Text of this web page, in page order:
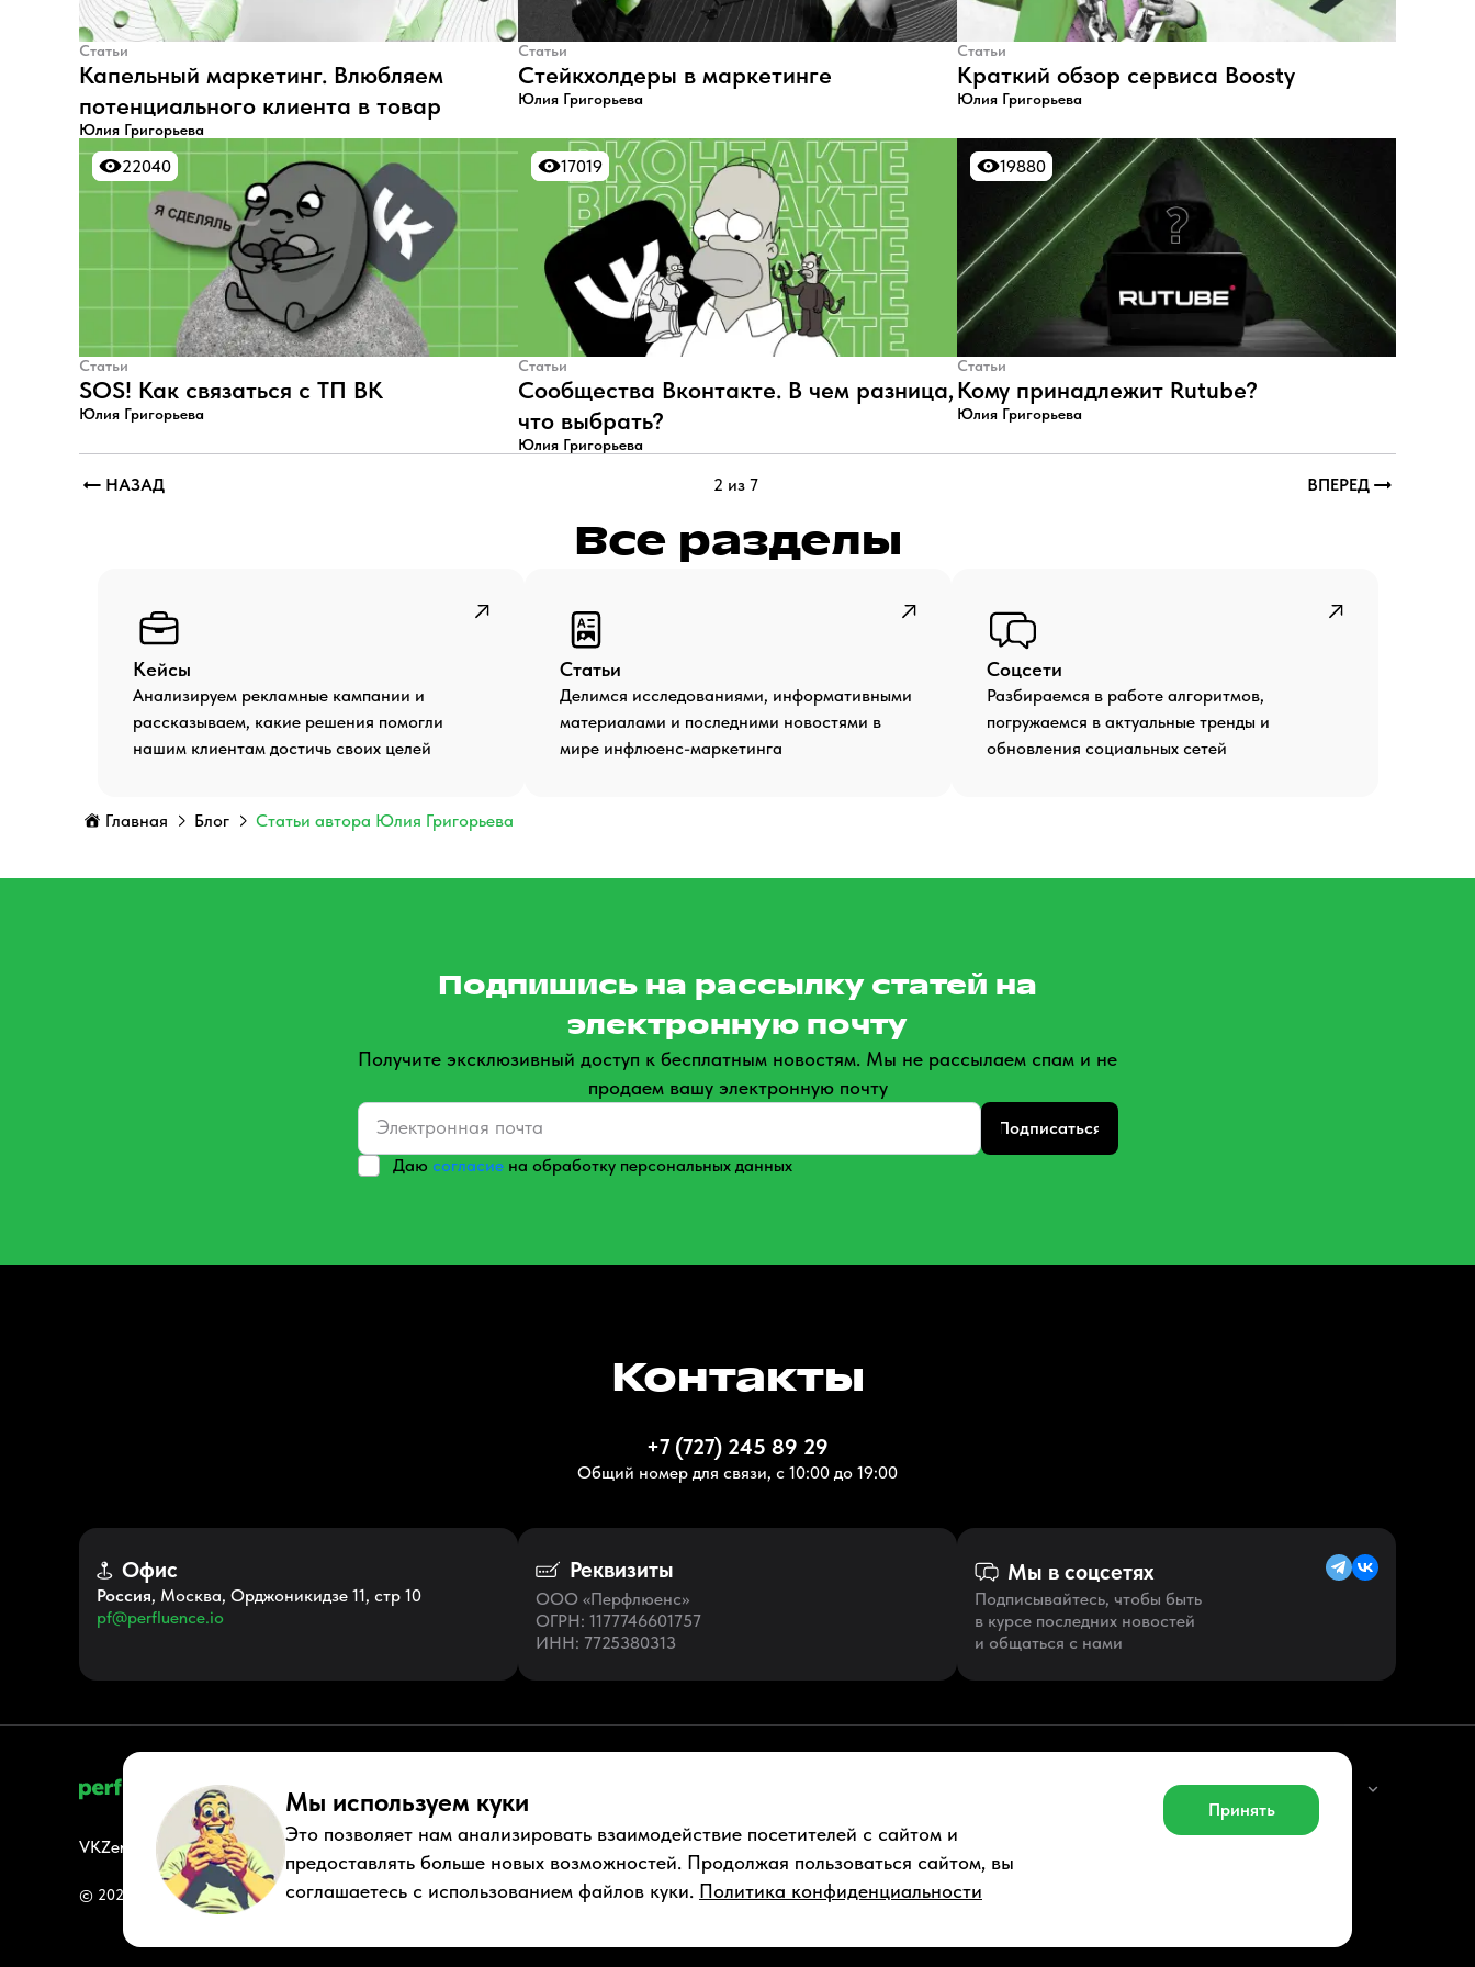
Статьи
Капельный маркетинг. Влюбляем
потенциального клиента в товар
Юлия Григорьева
Статьи
Стейкхолдеры в маркетинге
Юлия Григорьева
Статьи
Краткий обзор сервиса Boosty
Юлия Григорьева
22040
22040
Статьи
SOS! Как связаться с ТП ВК
Юлия Григорьева
17019
17019
Статьи
Сообщества Вконтакте. В чем разница,
что выбрать?
Юлия Григорьева
19880
19880
Статьи
Кому принадлежит Rutube?
Юлия Григорьева
НАЗАД 2 из 7 ВПЕРЕД
Все разделы
Кейсы
Анализируем рекламные кампании и
рассказываем, какие решения помогли
нашим клиентам достичь своих целей
Статьи
Делимся исследованиями, информативными
материалами и последними новостями в
мире инфлюенс-маркетинга
Соцсети
Разбираемся в работе алгоритмов,
погружаемся в актуальные тренды и
обновления социальных сетей
Главная Блог Статьи автора Юлия Григорьева
Подпишись на рассылку статей на
электронную почту
Получите эксклюзивный доступ к бесплатным новостям. Мы не рассылаем спам и не
продаем вашу электронную почту
Подписаться
Даю согласие на обработку персональных данных
Контакты
+7 (727) 245 89 29
Общий номер для связи, с 10:00 до 19:00
Офис
Россия, Москва, Орджоникидзе 11, стр 10
pf@perfluence.io
Реквизиты
ООО «Перфлюенс»
ОГРН: 1177746601757
ИНН: 7725380313
Мы в соцсетях
Подписывайтесь, чтобы быть
в курсе последних новостей
и общаться с нами
Русский (KZ)
VKZen YoutubeTelegramTiktok КонтактыПравовые документыУсловия использованияПользовательское соглашение
© 2026 Perfluence LLC Все права защищены.Политика конфиденциальности
Мы используем куки
Это позволяет нам анализировать взаимодействие посетителей с сайтом и
предоставлять больше новых возможностей. Продолжая пользоваться сайтом, вы
соглашаетесь с использованием файлов куки. Политика конфиденциальности
Принять